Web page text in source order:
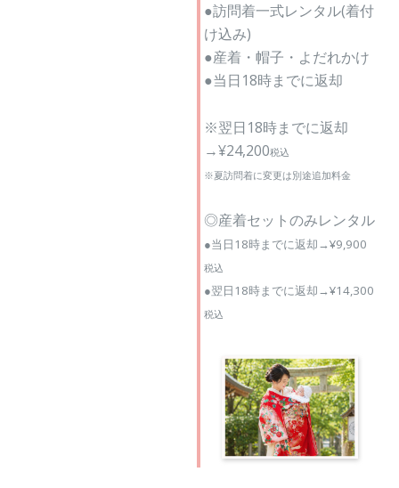
●訪問着一式レンタル(着付
け込み)
●産着・帽子・よだれかけ
●当日18時までに返却
※翌日18時までに返却
→¥24,200税込
※夏訪問着に変更は別途追加料金
◎産着セットのみレンタル
●当日18時までに返却→¥9,900
税込
●翌日18時までに返却→¥14,300
税込